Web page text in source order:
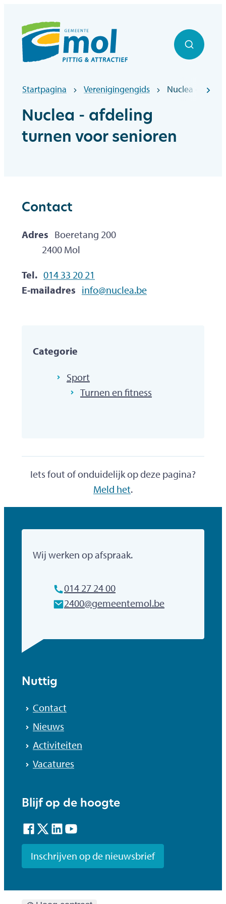
Officiële website gemeentebestuur Mol
Zoek
Startpagina Verenigingengids Nuclea -
Nuclea - afdeling
turnen voor senioren
Contact
Adres Boeretang 200
,2400 Mol
Tel. 014 33 20 21
E-mailadres info@nuclea.be
Categorie
Sport
Turnen en fitness
Iets fout of onduidelijk op deze pagina?
Meld het.
Gemeente Mol
Wij werken op afspraak.
014 27 24 00
E-mailadres
2400@gemeentemol.be
Nuttig
Contact
Nieuws
Activiteiten
Vacatures
Blijf op de hoogte
Facebook
TwitterLinkedInYouTube
Inschrijven op de nieuwsbrief